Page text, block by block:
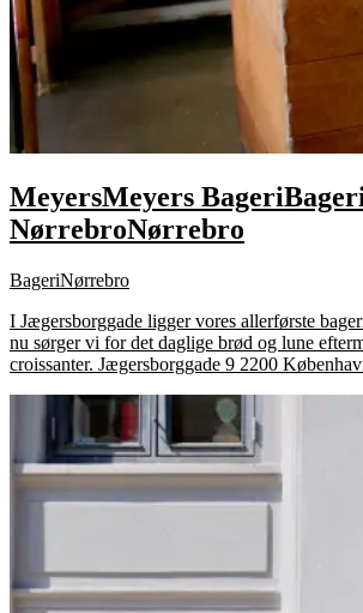
MeyersMeyers Bageri
NørrebroNørrebro
BageriNørrebro
I Jægersborggade ligger vores allerførste
nu sørger vi for det daglige brød og lune
croissanter. Jægersborggade 9 2200